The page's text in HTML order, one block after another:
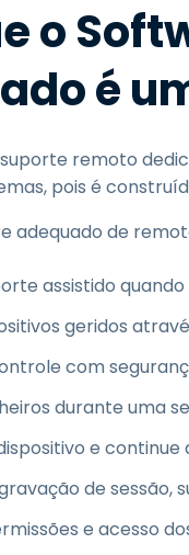
o
é
remoto
pois é
adequado de
assistido
geridos
com
durante uma
e
de
e acesso